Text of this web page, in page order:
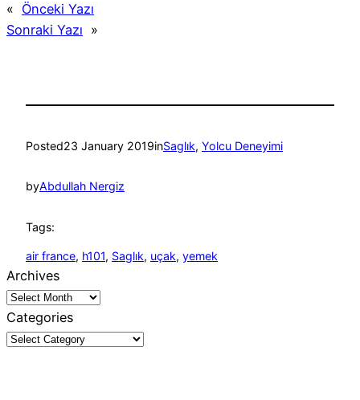
« Önceki Yazı
Sonraki Yazı »
Posted23 January 2019inSaglık, Yolcu Deneyimi
byAbdullah Nergiz
Tags:
air france, h101, Saglık, uçak, yemek
Archives
Categories